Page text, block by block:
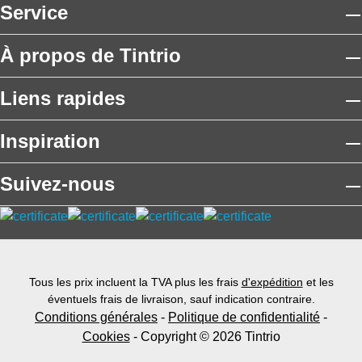
Service
À propos de Tintrio
Liens rapides
Inspiration
Suivez-nous
Tous les prix incluent la TVA plus les frais d'expédition et les
éventuels frais de livraison, sauf indication contraire.
Conditions générales - Politique de confidentialité -
Cookies- Copyright © 2026 Tintrio